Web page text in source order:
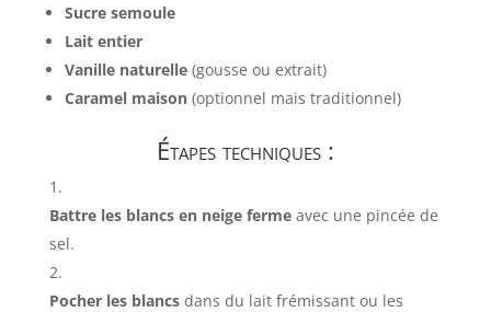
Sucre semoule
Lait entier
Vanille naturelle(gousse ou extrait)
Caramel maison(optionnel mais traditionnel)
Étapes techniques :
Battre les blancs en neige fermeavec une pincée de
sel.
Pocher les blancsdans du lait frémissant ou les